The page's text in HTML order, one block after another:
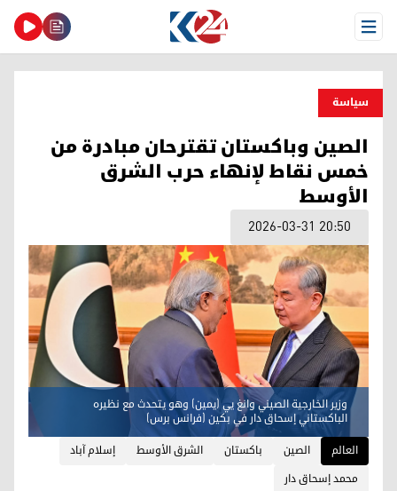
Open Menu
سیاسة
الصين وباكستان تقترحان مبادرة من
خمس نقاط لإنهاء حرب الشرق
الأوسط
2026-03-31 20:50
وزير الخارجية الصيني وانغ يي (يمين) وهو يتحدث مع نظيره
الباكستاني إسحاق دار في بكين (فرانس برس)
العالم
الصين باكستان الشرق الأوسط
إسلام آباد
محمد إسحاق دار